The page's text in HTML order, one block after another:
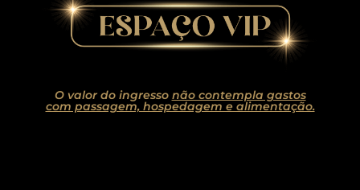
O valor do ingresso não contempla gastos
com passagem, hospedagem e alimentação.